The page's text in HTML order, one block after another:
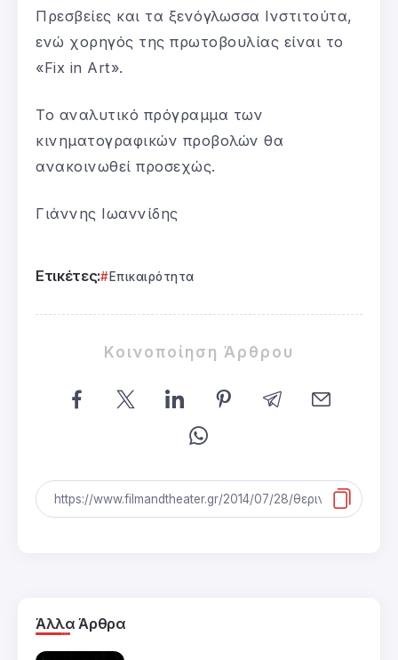
Πρεσβείες και τα ξενόγλωσσα Ινστιτούτα,
ενώ χορηγός της πρωτοβουλίας είναι το
«Fix in Art».
Το αναλυτικό πρόγραμμα των
κινηματογραφικών προβολών θα
ανακοινωθεί προσεχώς.
Γιάννης Ιωαννίδης
Ετικέτες: Επικαιρότητα
Κοινοποίηση Άρθρου
Άλλα Άρθρα